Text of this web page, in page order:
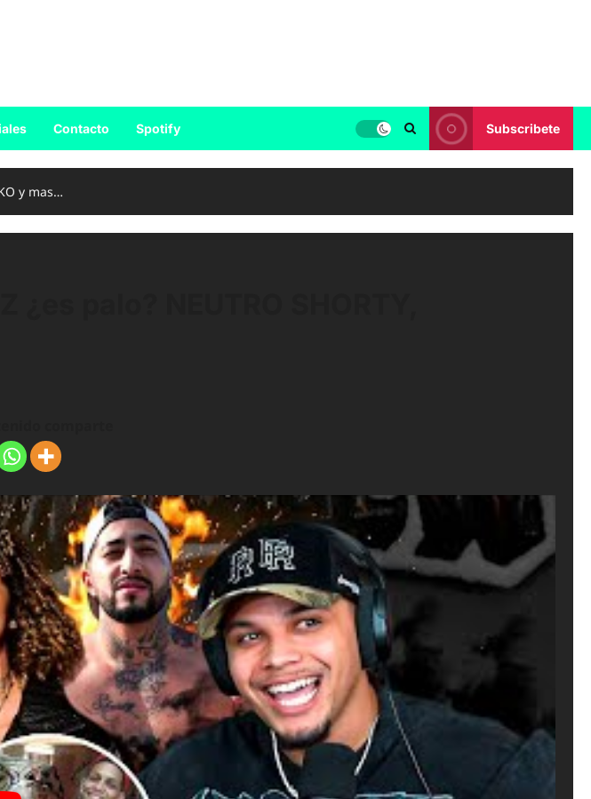
Contacto Spotify Subscribete
y mas…